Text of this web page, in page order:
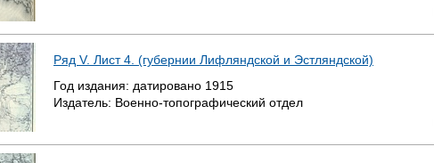
Ряд V. Лист 4. (губернии Лифляндской и Эстляндской)
Год издания: датировано 1915
Издатель: Военно-топографический отдел